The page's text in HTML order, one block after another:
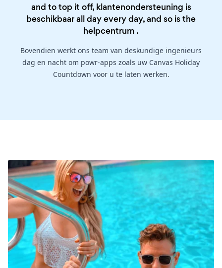
and to top it off, klantenondersteuning is
beschikbaar all day every day, and so is the
helpcentrum .
Bovendien werkt ons team van deskundige ingenieurs
dag en nacht om powr-apps zoals uw Canvas Holiday
Countdown voor u te laten werken.